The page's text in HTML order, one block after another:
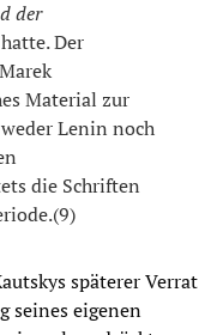
der
Der
Material zur
Lenin noch
die Schriften
späterer Verrat
seines eigenen